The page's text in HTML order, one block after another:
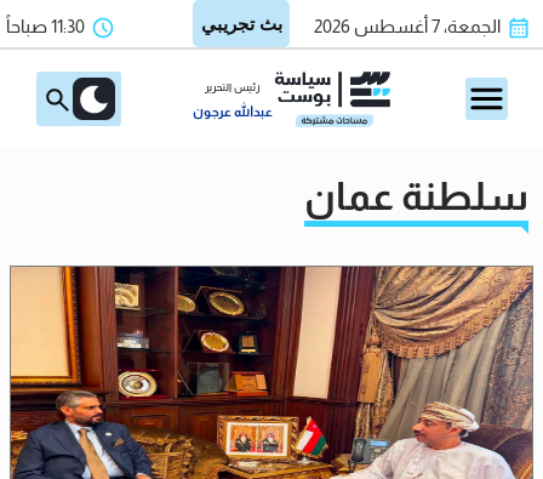
الجمعة، 7 أغسطس 2026 11:30 صباحاً
رئيس التحرير
عبدالله عرجون
سلطنة عمان